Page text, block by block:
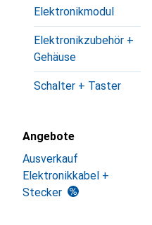
Elektronikmodul
Elektronikzubehör +
Gehäuse
Schalter + Taster
Angebote
Ausverkauf
Elektronikkabel +
Stecker